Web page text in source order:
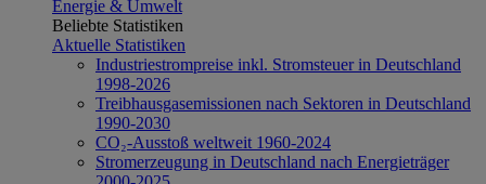
Energie & Umwelt
Beliebte Statistiken
Aktuelle Statistiken
Industriestrompreise inkl. Stromsteuer in Deutschland
1998-2026
Treibhausgasemissionen nach Sektoren in Deutschland
1990-2030
CO₂-Ausstoß weltweit 1960-2024
Stromerzeugung in Deutschland nach Energieträger